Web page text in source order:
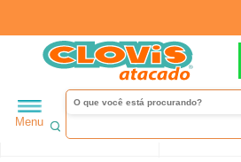
Menu
Feminino Clovis
Ordenar